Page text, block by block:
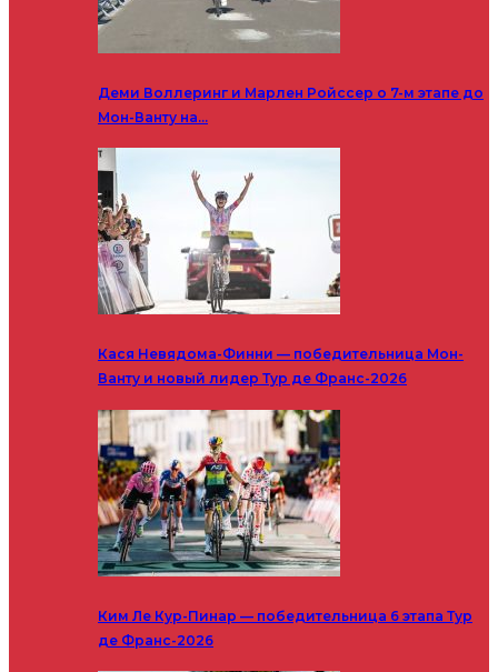
Деми Воллеринг и Марлен Ройссер о 7-м этапе до
Мон-Ванту на…
Кася Невядома-Финни — победительница Мон-
Ванту и новый лидер Тур де Франс-2026
Ким Ле Кур-Пинар — победительница 6 этапа Тур
де Франс-2026